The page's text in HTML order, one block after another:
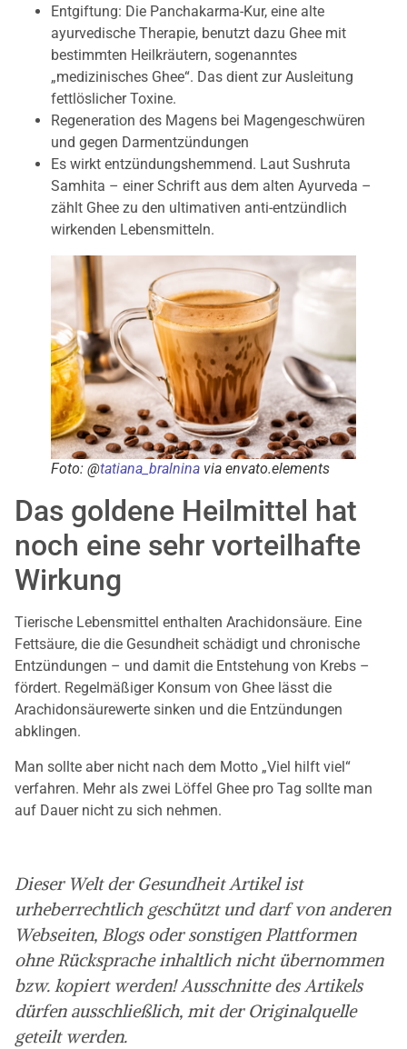
Entgiftung: Die Panchakarma-Kur, eine alte
ayurvedische Therapie, benutzt dazu Ghee mit
bestimmten Heilkräutern, sogenanntes
„medizinisches Ghee“. Das dient zur Ausleitung
fettlöslicher Toxine.
Regeneration des Magens bei Magengeschwüren
und gegen Darmentzündungen
Es wirkt entzündungshemmend. Laut Sushruta
Samhita – einer Schrift aus dem alten Ayurveda –
zählt Ghee zu den ultimativen anti-entzündlich
wirkenden Lebensmitteln.
Foto: @tatiana_bralnina via envato.elements
Das goldene Heilmittel hat
noch eine sehr vorteilhafte
Wirkung
Tierische Lebensmittel enthalten Arachidonsäure. Eine
Fettsäure, die die Gesundheit schädigt und chronische
Entzündungen – und damit die Entstehung von Krebs –
fördert. Regelmäßiger Konsum von Ghee lässt die
Arachidonsäurewerte sinken und die Entzündungen
abklingen.
Man sollte aber nicht nach dem Motto „Viel hilft viel“
verfahren. Mehr als zwei Löffel Ghee pro Tag sollte man
auf Dauer nicht zu sich nehmen.
Dieser Welt der Gesundheit Artikel ist
urheberrechtlich geschützt und darf von anderen
Webseiten, Blogs oder sonstigen Plattformen
ohne Rücksprache inhaltlich nicht übernommen
bzw. kopiert werden! Ausschnitte des Artikels
dürfen ausschließlich, mit der Originalquelle
geteilt werden.